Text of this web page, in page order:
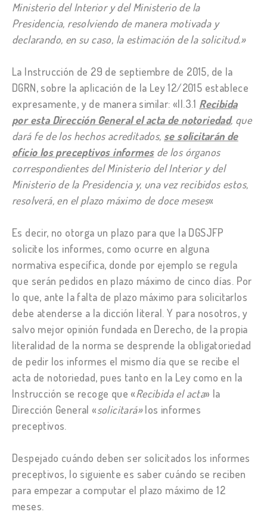
Ministerio del Interior y del Ministerio de la
Presidencia, resolviendo de manera motivada y
declarando, en su caso, la estimación de la solicitud.»
La Instrucción de 29 de septiembre de 2015, de la
DGRN, sobre la aplicación de la Ley 12/2015 establece
expresamente, y de manera similar: «II.3.1 Recibida
por esta Dirección General el acta de notoriedad, que
dará fe de los hechos acreditados, se solicitarán de
oficio los preceptivos informesde los órganos
correspondientes del Ministerio del Interior y del
Ministerio de la Presidencia y, una vez recibidos estos,
resolverá, en el plazo máximo de doce meses«
Es decir, no otorga un plazo para que la DGSJFP
solicite los informes, como ocurre en alguna
normativa específica, donde por ejemplo se regula
que serán pedidos en plazo máximo de cinco días. Por
lo que, ante la falta de plazo máximo para solicitarlos
debe atenderse a la dicción literal. Y para nosotros, y
salvo mejor opinión fundada en Derecho, de la propia
literalidad de la norma se desprende la obligatoriedad
de pedir los informes el mismo día que se recibe el
acta de notoriedad, pues tanto en la Ley como en la
Instrucción se recoge que «Recibida el acta» la
Dirección General «solicitará»los informes
preceptivos.
Despejado cuándo deben ser solicitados los informes
preceptivos, lo siguiente es saber cuándo se reciben
para empezar a computar el plazo máximo de 12
meses.